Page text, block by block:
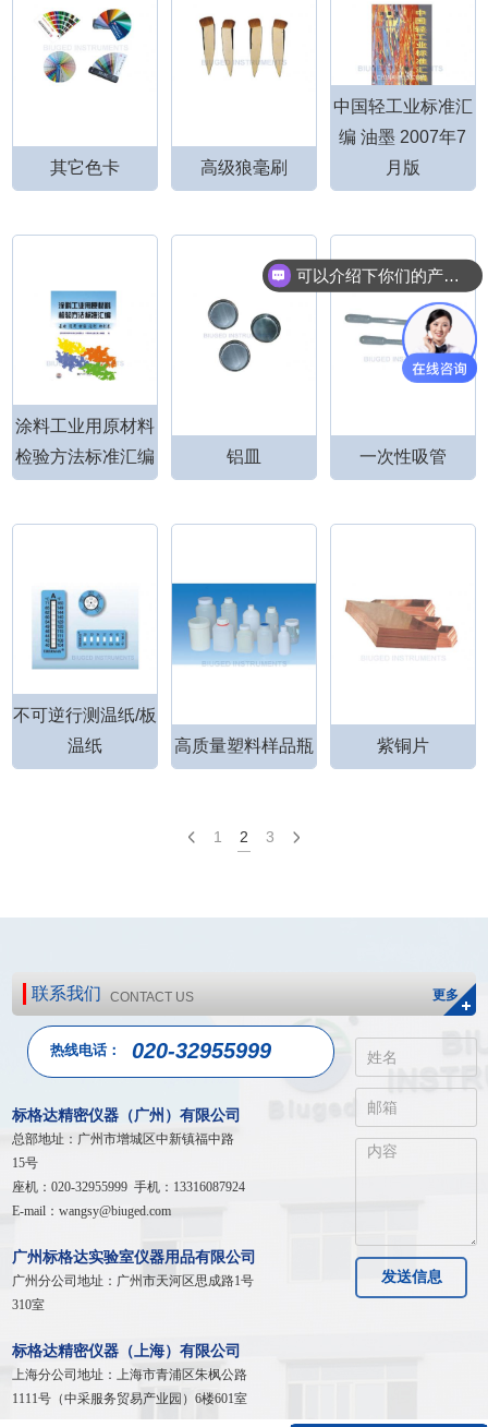
其它色卡 高级狼毫刷
中国轻工业标准汇
编 油墨 2007年7
月版
涂料工业用原材料
检验方法标准汇编
铝皿 一次性吸管
不可逆行测温纸/板
温纸
高质量塑料样品瓶 紫铜片
1 2 3
联系我们 CONTACT US 更多
热线电话： 020-32955999
标格达精密仪器（广州）有限公司
总部地址：广州市增城区中新镇福中路
15号
座机：020-32955999 手机：13316087924
E-mail：wangsy@biuged.com
广州标格达实验室仪器用品有限公司
广州分公司地址：广州市天河区思成路1号
310室
标格达精密仪器（上海）有限公司
上海分公司地址：上海市青浦区朱枫公路
1111号（中采服务贸易产业园）6楼601室
发送信息
可以介绍下你们的产品么？